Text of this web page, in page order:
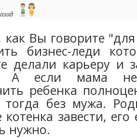
как Вы говорите
бизнес-леди
делали карьеру и
А если мама
ребенка
тогда без мужа.
котенка завести,
нужно.